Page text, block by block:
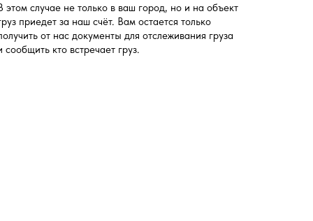
этом случае не только в ваш город, но и на объект
приедет за наш счёт. Вам остается только
от нас документы для отслеживания груза
сообщить кто встречает груз.